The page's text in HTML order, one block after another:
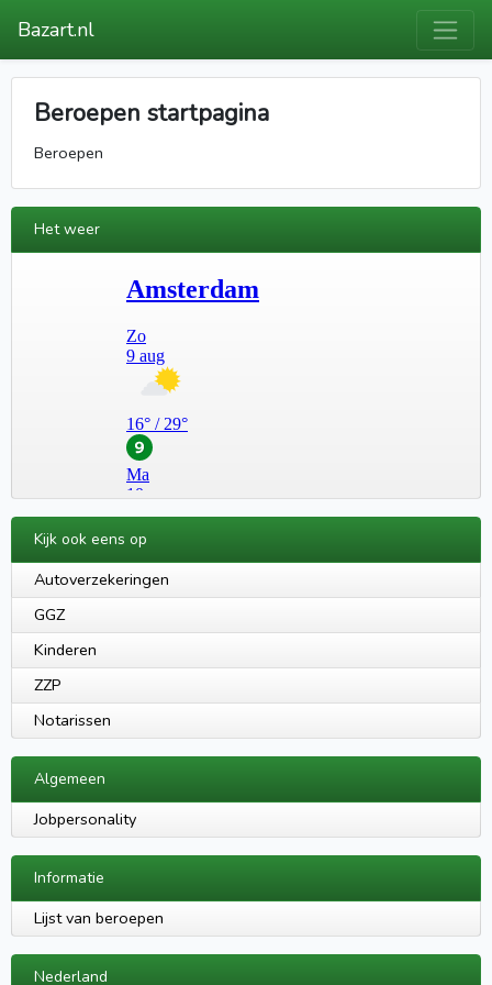
Bazart.nl
Beroepen startpagina
Beroepen
Het weer
Kijk ook eens op
Autoverzekeringen
GGZ
Kinderen
ZZP
Notarissen
Algemeen
Jobpersonality
Informatie
Lijst van beroepen
Nederland